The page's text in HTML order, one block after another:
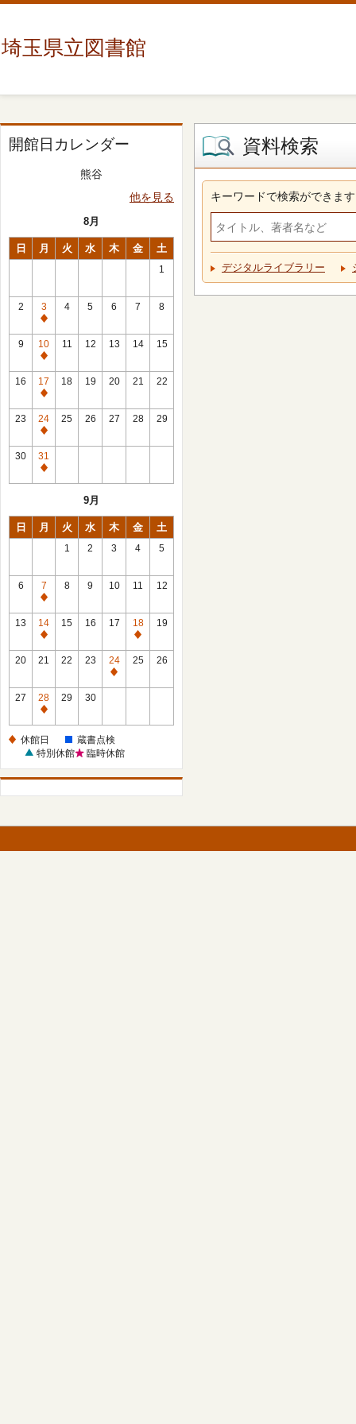
埼玉県立図書館
開館日カレンダー
熊谷
他を見る
8月
日 月 火 水 木 金 土
1
2
3
休
館
日
4 5 6 7 8
9
10
休
館
日
11 12 13 14 15
16
17
休
館
日
18 19 20 21 22
23
24
休
館
日
25 26 27 28 29
30
31
休
9月
日 月 火 水 木 金 土
1 2 3 4 5
6
7
休
館
日
8 9 10 11 12
13
14
休
館
15 16 17
18
休
館
19
20 21 22 23
24
休
25 26
27
28
休
日
29 30
休館日
蔵書点検
特別休館
臨時休館
資料検索
キーワードで検索ができます
デジタルライブラリー